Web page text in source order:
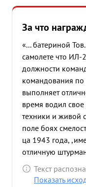
За что
«... батериной
самолете что ИЛ-
должности
командования по
выполняет
время водил
техники и живой
поле боях
ца 1943 года,
отличную
командиром АЭ.
отлично
Текст
Показать